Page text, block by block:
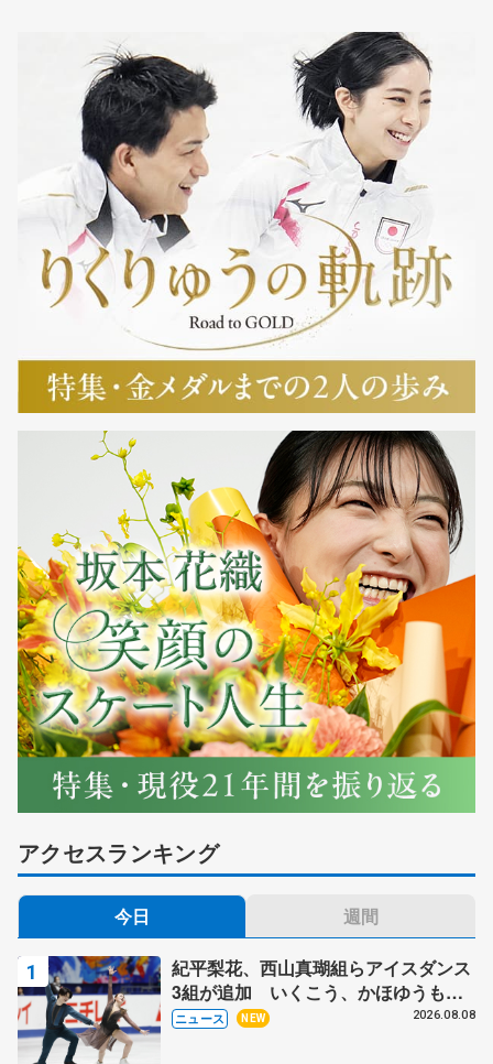
アクセスランキング
今日 週間
紀平梨花、西山真瑚組らアイスダンス
3組が追加 いくこう、かほゆうも、
木下グループ杯
ニュース NEW 2026.08.08